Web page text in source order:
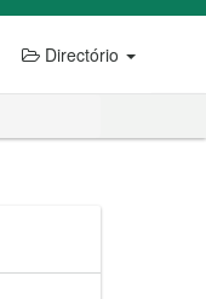
Directório